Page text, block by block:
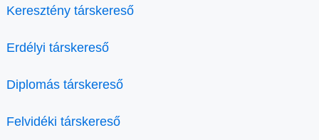
Keresztény társkereső
Erdélyi társkereső
Diplomás társkereső
Felvidéki társkereső